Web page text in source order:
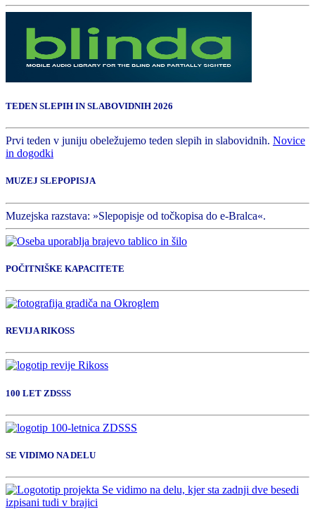
TEDEN SLEPIH IN SLABOVIDNIH 2026
Prvi teden v juniju obeležujemo teden slepih in slabovidnih. Novice
in dogodki
MUZEJ SLEPOPISJA
Muzejska razstava: »Slepopisje od točkopisa do e-Bralca«.
POČITNIŠKE KAPACITETE
REVIJA RIKOSS
100 LET ZDSSS
SE VIDIMO NA DELU